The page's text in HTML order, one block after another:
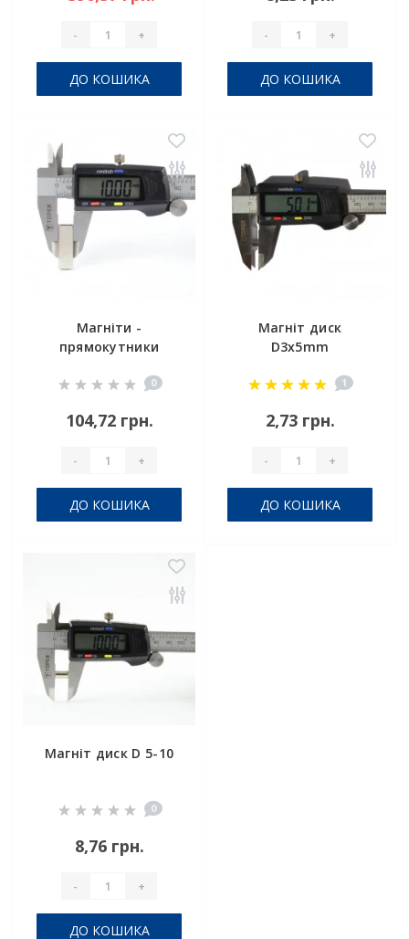
- +
ДО КОШИКА
- +
ДО КОШИКА
Магніти -
прямокутники
0
104,72 грн.
- +
ДО КОШИКА
Магніт диск
D3x5mm
1
2,73 грн.
- +
ДО КОШИКА
Магніт диск D 5-10
0
8,76 грн.
- +
ДО КОШИКА